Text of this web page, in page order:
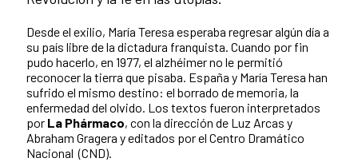
Desde el exilio, María Teresa esperaba regresar algún día a
su país libre de la dictadura franquista. Cuando por fin
pudo hacerlo, en 1977, el alzhéimer no le permitió
reconocer la tierra que pisaba. España y María Teresa han
sufrido el mismo destino: el borrado de memoria, la
enfermedad del olvido. Los textos fueron interpretados
por La Phármaco, con la dirección de Luz Arcas y
Abraham Gragera y editados por el Centro Dramático
Nacional (CND).